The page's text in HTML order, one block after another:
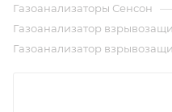
Газоанализаторы Сенсон —
Газоанализатор
Газоанализатор